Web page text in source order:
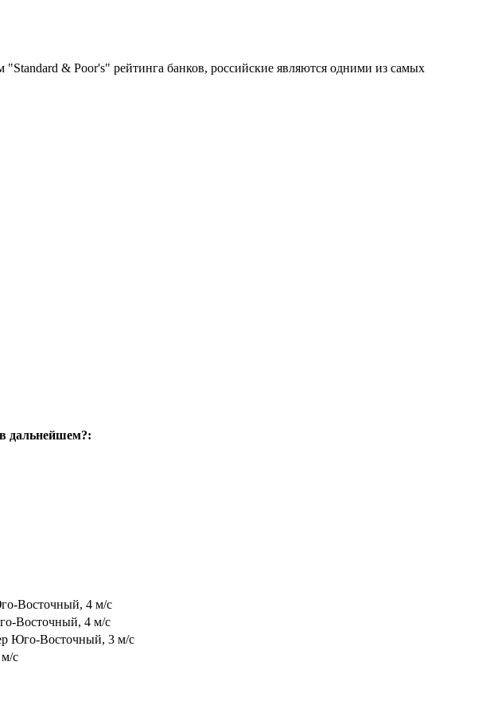
& Poor's" рейтинга банков, российские являются одними из самых
дальнейшем?:
Восточный, 4 м/с
Восточный, 4 м/с
Юго-Восточный, 3 м/с
с